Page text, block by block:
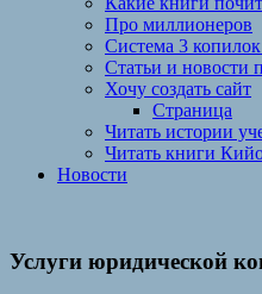
Про миллионеров
Система 3
Статьи и новости
Хочу создать сайт
Страница
Читать истории
Читать книги
Новости
Услуги юридической